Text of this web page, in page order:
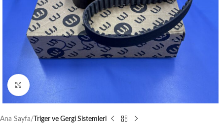
Resmi Büyüt
Ana Sayfa Triger ve Gergi Sistemleri